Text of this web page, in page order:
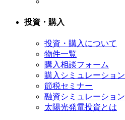
投資・購入
投資・購入について
物件一覧
購入相談フォーム
購入シミュレーション
節税セミナー
融資シミュレーション
太陽光発電投資とは